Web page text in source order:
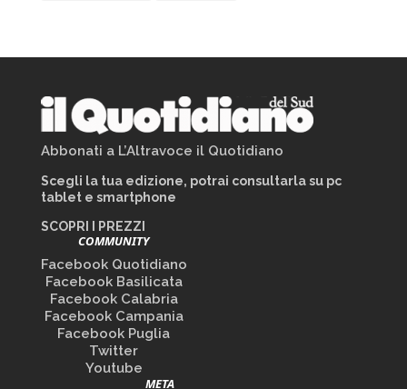
Abbonati a L’Altravoce il Quotidiano
Scegli la tua edizione, potrai consultarla su pc
tablet e smartphone
SCOPRI I PREZZI
COMMUNITY
Facebook Quotidiano
Facebook Basilicata
Facebook Calabria
Facebook Campania
Facebook Puglia
Twitter
Youtube
META